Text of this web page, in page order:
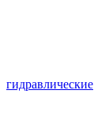
гидравлические